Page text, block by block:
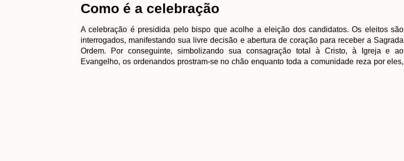
Como é a celebração
A celebração é presidida pelo bispo que acolhe a eleição dos candidatos. Os eleitos são
interrogados, manifestando sua livre decisão e abertura de coração para receber a Sagrada
Ordem. Por conseguinte, simbolizando sua consagração total à Cristo, à Igreja e ao
Evangelho, os ordenandos prostram-se no chão enquanto toda a comunidade reza por eles,